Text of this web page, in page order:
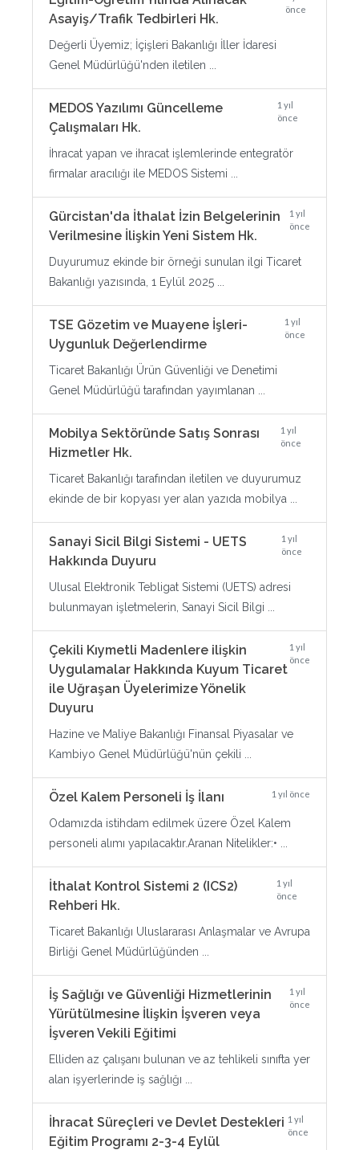
Asayiş/Trafik Tedbirleri Hk.
önce
Değerli Üyemiz; İçişleri Bakanlığı İller İdaresi
Genel Müdürlüğü'nden iletilen ...
MEDOS Yazılımı Güncelleme
Çalışmaları Hk.
1 yıl
önce
İhracat yapan ve ihracat işlemlerinde entegratör
firmalar aracılığı ile MEDOS Sistemi ...
Gürcistan'da İthalat İzin Belgelerinin
Verilmesine İlişkin Yeni Sistem Hk.
1 yıl
önce
Duyurumuz ekinde bir örneği sunulan ilgi Ticaret
Bakanlığı yazısında, 1 Eylül 2025 ...
TSE Gözetim ve Muayene İşleri-
Uygunluk Değerlendirme
1 yıl
önce
Ticaret Bakanlığı Ürün Güvenliği ve Denetimi
Genel Müdürlüğü tarafından yayımlanan ...
Mobilya Sektöründe Satış Sonrası
Hizmetler Hk.
1 yıl
önce
Ticaret Bakanlığı tarafından iletilen ve duyurumuz
ekinde de bir kopyası yer alan yazıda mobilya ...
Sanayi Sicil Bilgi Sistemi - UETS
Hakkında Duyuru
1 yıl
önce
Ulusal Elektronik Tebligat Sistemi (UETS) adresi
bulunmayan işletmelerin, Sanayi Sicil Bilgi ...
Çekili Kıymetli Madenlere ilişkin
Uygulamalar Hakkında Kuyum Ticaret
ile Uğraşan Üyelerimize Yönelik
Duyuru
1 yıl
önce
Hazine ve Maliye Bakanlığı Finansal Piyasalar ve
Kambiyo Genel Müdürlüğü'nün çekili ...
Özel Kalem Personeli İş İlanı 1 yıl önce
Odamızda istihdam edilmek üzere Özel Kalem
personeli alımı yapılacaktır.Aranan Nitelikler:• ...
İthalat Kontrol Sistemi 2 (ICS2)
Rehberi Hk.
1 yıl
önce
Ticaret Bakanlığı Uluslararası Anlaşmalar ve Avrupa
Birliği Genel Müdürlüğünden ...
İş Sağlığı ve Güvenliği Hizmetlerinin
Yürütülmesine İlişkin İşveren veya
İşveren Vekili Eğitimi
1 yıl
önce
Elliden az çalışanı bulunan ve az tehlikeli sınıfta yer
alan işyerlerinde iş sağlığı ...
İhracat Süreçleri ve Devlet Destekleri
Eğitim Programı 2-3-4 Eylül
1 yıl
önce